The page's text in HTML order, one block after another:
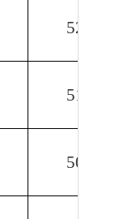
526.0
519.0
508.6